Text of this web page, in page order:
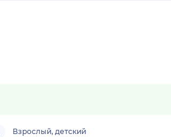
Взрослый, детский